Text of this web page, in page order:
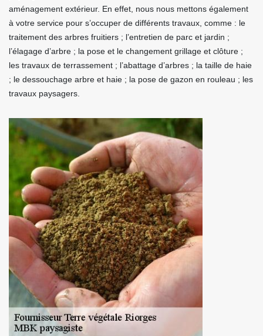
aménagement extérieur. En effet, nous nous mettons également
à votre service pour s’occuper de différents travaux, comme : le
traitement des arbres fruitiers ; l’entretien de parc et jardin ;
l’élagage d’arbre ; la pose et le changement grillage et clôture ;
les travaux de terrassement ; l’abattage d’arbres ; la taille de haie
; le dessouchage arbre et haie ; la pose de gazon en rouleau ; les
travaux paysagers.